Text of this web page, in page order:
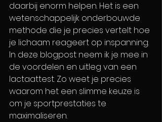
daarbij enorm helpen. Het is een
wetenschappelijk onderbouwde
methode die je precies vertelt hoe
je lichaam reageert op inspanning.
In deze blogpost neem ik je mee in
de voordelen en uitleg van een
lactaattest. Zo weet je precies
waarom het een slimme keuze is
om je sportprestaties te
maximaliseren.